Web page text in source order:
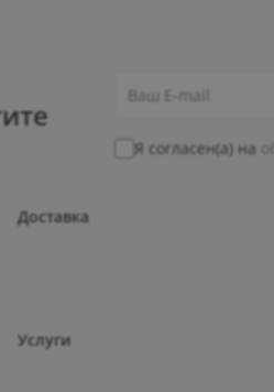
Я согласен(а) на
Доставка
Услуги